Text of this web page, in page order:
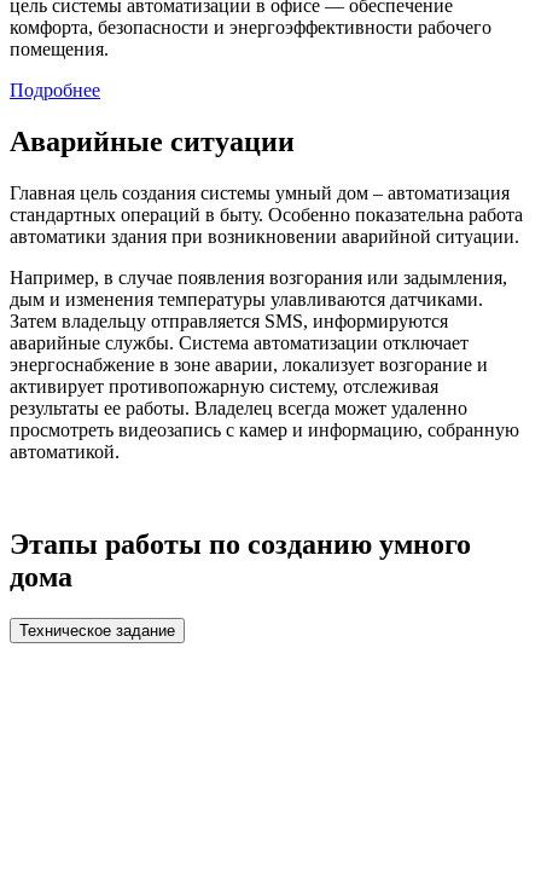
цель системы автоматизации в офисе — обеспечение
комфорта, безопасности и энергоэффективности рабочего
помещения.
Подробнее
Аварийные ситуации
Главная цель создания системы умный дом – автоматизация
стандартных операций в быту. Особенно показательна работа
автоматики здания при возникновении аварийной ситуации.
Например, в случае появления возгорания или задымления,
дым и изменения температуры улавливаются датчиками.
Затем владельцу отправляется SMS, информируются
аварийные службы. Система автоматизации отключает
энергоснабжение в зоне аварии, локализует возгорание и
активирует противопожарную систему, отслеживая
результаты ее работы. Владелец всегда может удаленно
просмотреть видеозапись с камер и информацию, собранную
автоматикой.
Этапы работы по созданию умного
дома
Техническое задание